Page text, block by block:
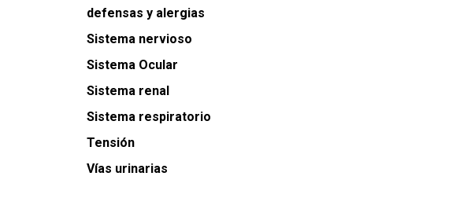
defensas y alergias
Sistema nervioso
Sistema Ocular
Sistema renal
Sistema respiratorio
Tensión
Vías urinarias